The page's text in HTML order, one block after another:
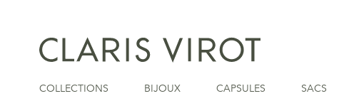
COLLECTIONS BIJOUX CAPSULES SACS